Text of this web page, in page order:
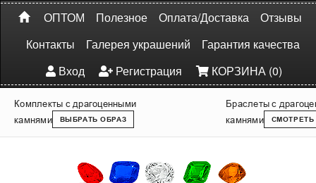
ОПТОМ Полезное Оплата/Доставка
Отзывы
Контакты
Галерея украшений
Гарантия качества
Вход
Регистрация КОРЗИНА (0)
Комплекты с драгоценными
камнями
ВЫБРАТЬ ОБРАЗ
Браслеты с
камнями
СМОТРЕТЬ